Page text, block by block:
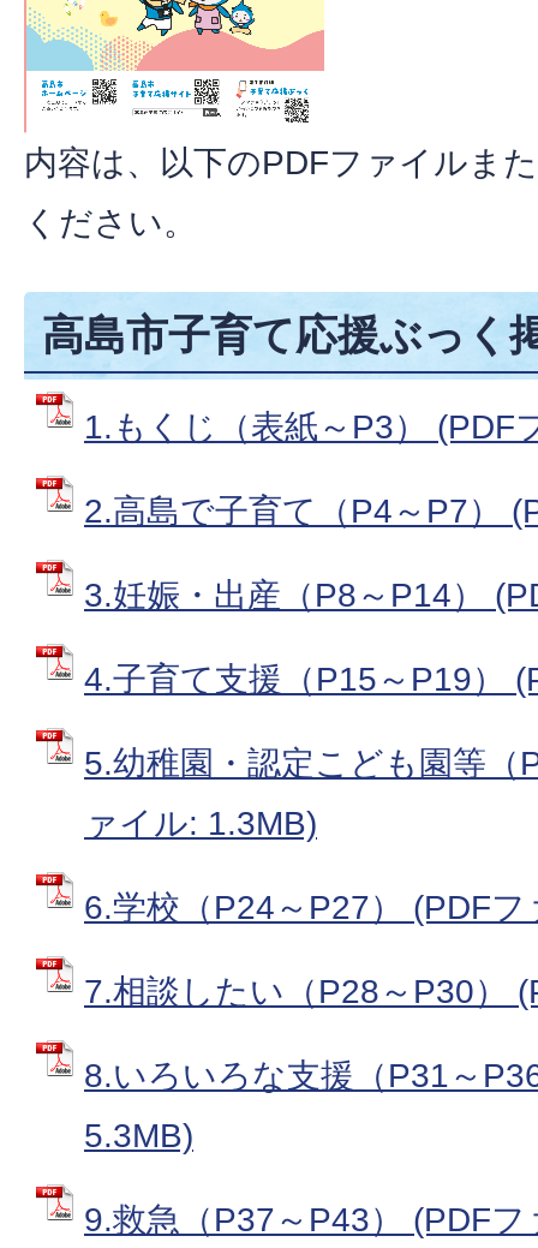
内容は、以下のPDFファイルま
ください。
高島市子育て応援ぶっく
1.もくじ（表紙～P3） (PDF
2.高島で子育て（P4～P7）
3.妊娠・出産（P8～P14）
4.子育て支援（P15～P19）
5.幼稚園・認定こども園等（
ァイル: 1.3MB)
6.学校（P24～P27） (PDF
7.相談したい（P28～P30）
8.いろいろな支援（P31～
5.3MB)
9.救急（P37～P43） (PDF